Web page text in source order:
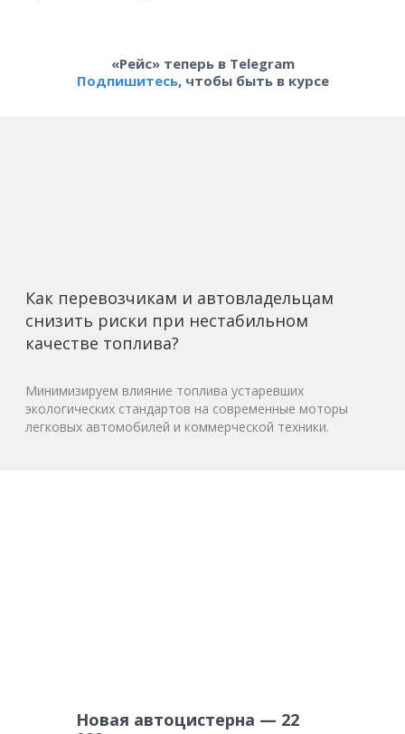
«Рейс» теперь в Telegram
Подпишитесь, чтобы быть в курсе
Как перевозчикам и автовладельцам
снизить риски при нестабильном
качестве топлива?
Минимизируем влияние топлива устаревших
экологических стандартов на современные моторы
легковых автомобилей и коммерческой техники.
Новая автоцистерна — 22